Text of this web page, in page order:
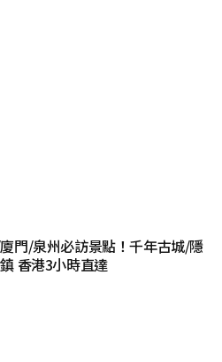
門/泉州必訪景點！千年古城/隱
香港3小時直達